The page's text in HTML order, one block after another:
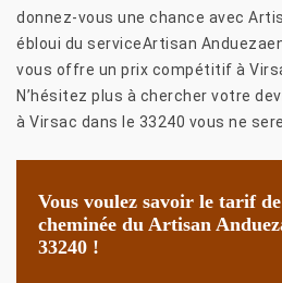
donnez-vous une chance avec
ébloui du serviceArtisan
vous offre un prix compétitif à
N’hésitez plus à chercher votre
à Virsac dans le 33240 vous ne
Vous voulez savoir le tarif
cheminée du Artisan
33240 !